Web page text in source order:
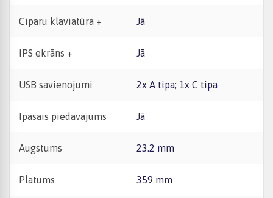
Ciparu klaviatūra + Jā
IPS ekrāns + Jā
USB savienojumi 2x A tipa; 1x C tipa
Ipasais piedavajums Jā
Augstums 23.2 mm
Platums 359 mm